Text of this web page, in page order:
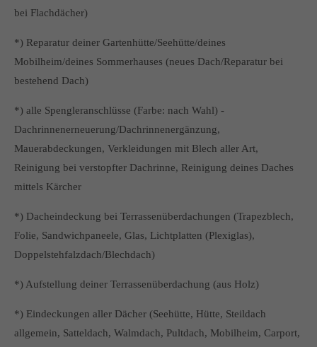
bei Flachdächer)
*) Reparatur deiner Gartenhütte/Seehütte/deines
Mobilheim/deines Sommerhauses (neues Dach/Reparatur bei
bestehend Dach)
*) alle Spengleranschlüsse (Farbe: nach Wahl) -
Dachrinnenerneuerung/Dachrinnenergänzung,
Mauerabdeckungen, Verkleidungen mit Blech aller Art,
Reinigung bei verstopfter Dachrinne, Reinigung deines Daches
mittels Kärcher
*) Dacheindeckung bei Terrassenüberdachungen (Trapezblech,
Folie, Sandwichpaneele, Glas, Lichtplatten (Plexiglas),
Doppelstehfalzdach/Blechdach)
*) Aufstellung deiner Terrassenüberdachung (aus Holz)
*) Eindeckungen aller Dächer (Seehütte, Hütte, Steildach
allgemein, Satteldach, Walmdach, Pultdach, Mobilheim, Carport,